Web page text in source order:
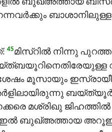
ബുഖ്അത്തായ
45മിസ്റിൽ നിന്നു
മൂസായും
മശ്രിഖു
ബുഖ്അത്തായ